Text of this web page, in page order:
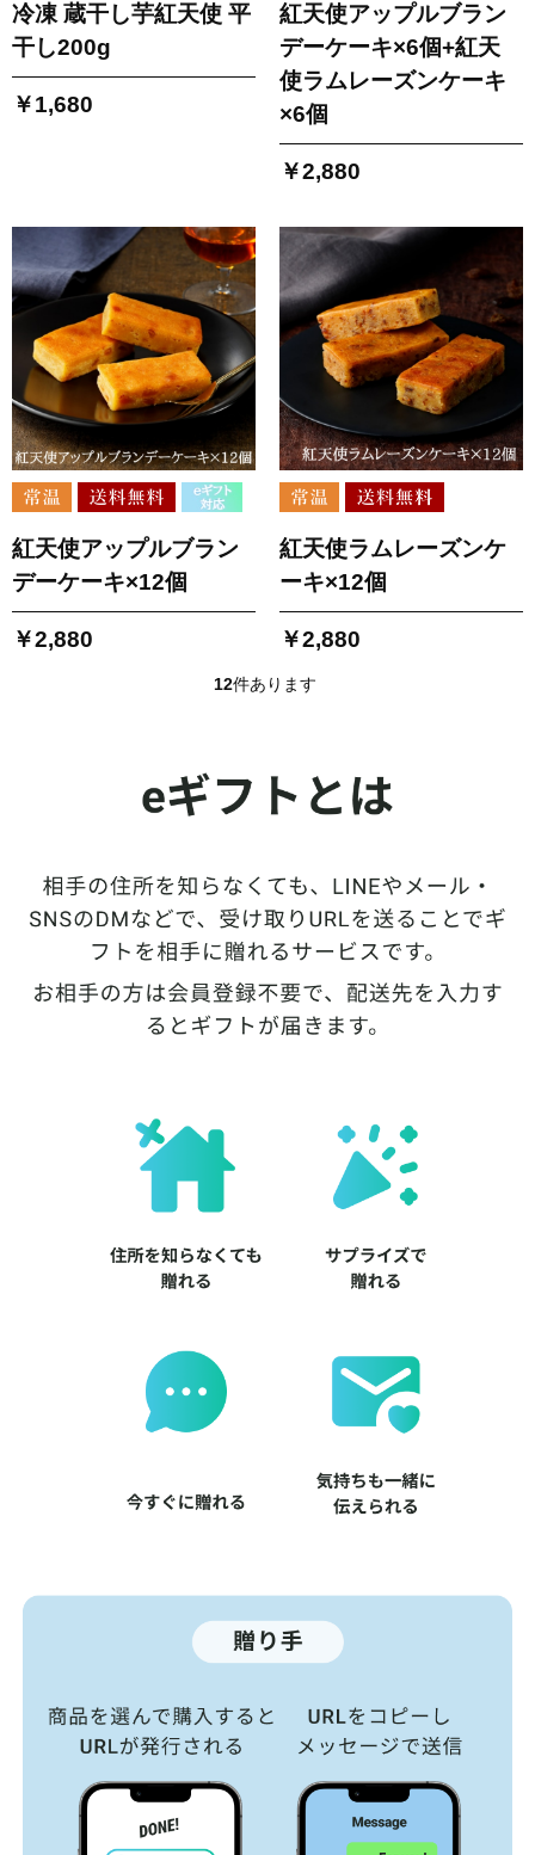
冷凍 蔵干し芋紅天使 平
干し200g
￥1,680
紅天使アップルブラン
デーケーキ×6個+紅天
使ラムレーズンケーキ
×6個
￥2,880
紅天使アップルブラン
デーケーキ×12個
￥2,880
紅天使ラムレーズンケ
ーキ×12個
￥2,880
12件あります